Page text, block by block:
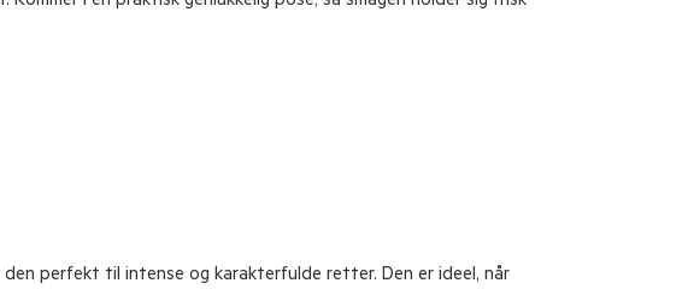
perfekt til intense og karakterfulde retter. Den er ideel, når